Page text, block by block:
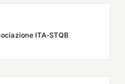
ITA-STQB